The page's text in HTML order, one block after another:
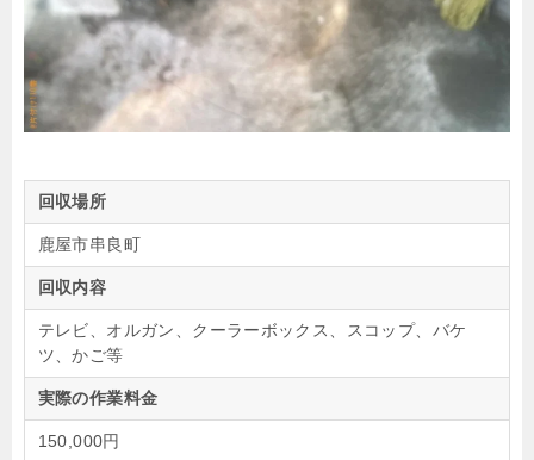
回収場所
鹿屋市串良町
回収内容
テレビ、オルガン、クーラーボックス、スコップ、バケ
ツ、かご等
実際の作業料金
150,000円